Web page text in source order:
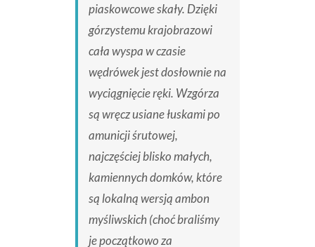
piaskowcowe skały. Dzięki
górzystemu krajobrazowi
cała wyspa w czasie
wędrówek jest dosłownie na
wyciągnięcie ręki. Wzgórza
są wręcz usiane łuskami po
amunicji śrutowej,
najczęściej blisko małych,
kamiennych domków, które
są lokalną wersją ambon
myśliwskich (choć braliśmy
je początkowo za